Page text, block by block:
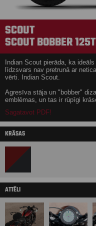
SCOUT
SCOUT BOBBER
Indian Scout pierāda, ka
līdzsvars nav pretrunā ar
vērti. Indian Scout.
Agresīva stāja un "bobber"
emblēmas, un tas ir rūpīgi
Sagatavot PDF!
KRĀSAS
ATTĒLI